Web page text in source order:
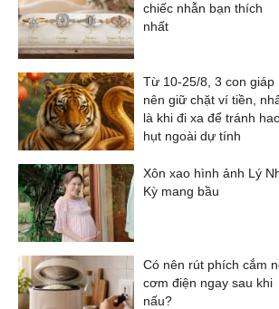
chiếc nhẫn bạn thích
nhất
Từ 10-25/8, 3 con giáp
nên giữ chặt ví tiền,
là khi đi xa để tránh
hụt ngoài dự tính
Xôn xao hình ảnh Lý
Kỳ mang bầu
Có nên rút phích cắm
cơm điện ngay sau khi
nấu?